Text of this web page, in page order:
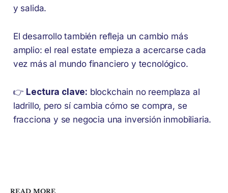
y salida.
El desarrollo también refleja un cambio más
amplio: el real estate empieza a acercarse cada
vez más al mundo financiero y tecnológico.
👉 Lectura clave: blockchain no reemplaza al
ladrillo, pero sí cambia cómo se compra, se
fracciona y se negocia una inversión inmobiliaria.
READ MORE